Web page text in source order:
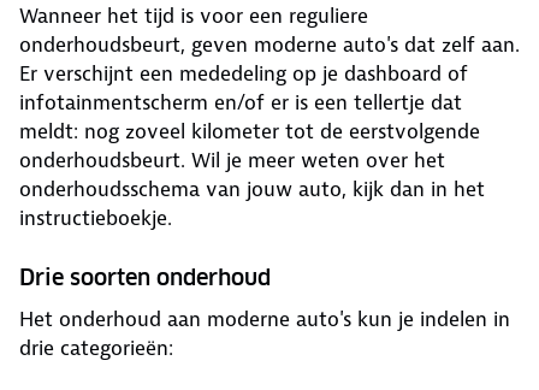
Wanneer het tijd is voor een reguliere
onderhoudsbeurt, geven moderne auto's dat zelf aan.
Er verschijnt een mededeling op je dashboard of
infotainmentscherm en/of er is een tellertje dat
meldt: nog zoveel kilometer tot de eerstvolgende
onderhoudsbeurt. Wil je meer weten over het
onderhoudsschema van jouw auto, kijk dan in het
instructieboekje.
Drie soorten onderhoud
Het onderhoud aan moderne auto's kun je indelen in
drie categorieën: